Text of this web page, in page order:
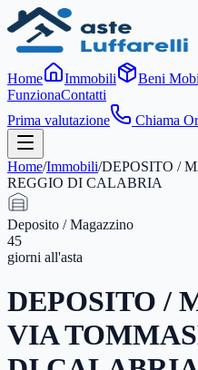
Home Immobili Beni
FunzionaContatti
Prima valutazione
Chiama
Home/Immobili/DEPOSITO /
REGGIO DI CALABRIA
Deposito / Magazzino
45
giorni all'asta
DEPOSITO /
VIA